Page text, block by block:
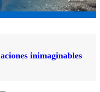
inimaginables